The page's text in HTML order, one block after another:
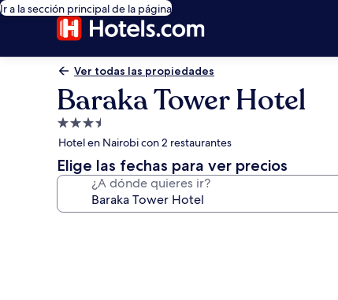
Ir a la sección principal de la página
Ver todas las propiedades
Baraka Tower Hotel
Propiedad
de
3.5
estrellas
Hotel en Nairobi con 2 restaurantes
Elige las fechas para ver precios
¿A dónde quieres ir?